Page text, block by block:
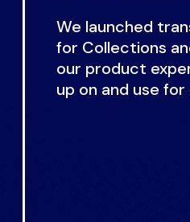
We launched
for Collections
our product
up on and use